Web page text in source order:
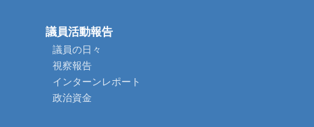
議員活動報告
議員の日々
視察報告
インターンレポート
政治資金